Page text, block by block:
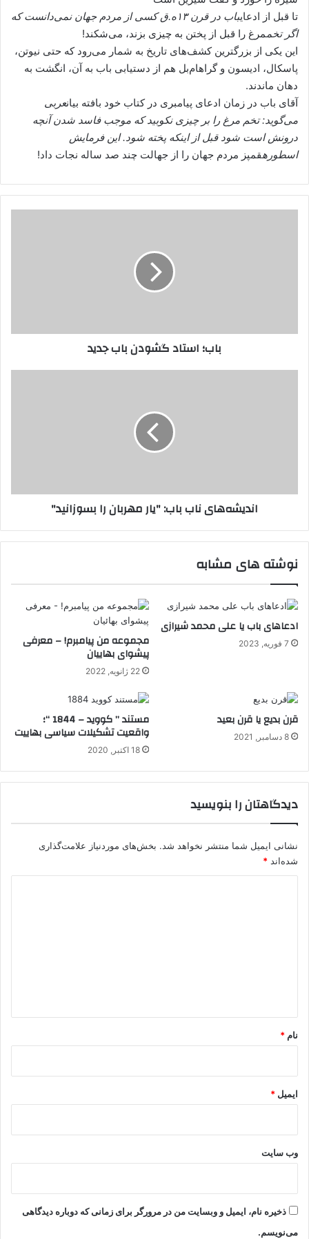
تا قبل از ادعای
باب در قرن ۱۳ه.ق کسی از مردم جهان نمی‌دانست که
اگر تخممرغ را قبل از پختن به چیزی بزند، می‌شکند!
این یکی از بزرگترین کشف‌های تاریخ به شمار می‌رود که حتی نیوتن،
پاسکال، ادیسون و گراهام‌بل هم از دستیابی باب به آن، انگشت به
دهان ماندند.
آقای باب در زمان ادعای پیامبری در کتاب خود بافته بیانعربی
می‌گوید: تخم مرغ را بر چیزی نکوبید که موجب فاسد شدن آنچه
درونش است شود قبل از اینکه پخته شود. این فرمایش
اسطورهقمپز مردم جهان را از جهالت چند صد ساله نجات داد!
باب؛ استاد گشودن باب جدید
اندیشه‌های ناب باب: "یار مهربان را بسوزانید"
نوشته های مشابه
ادعاهای باب یا علی محمد شیرازی
7 فوریه, 2023 مجموعه من پیامبرم! – معرفی
پیشوای بهاییان
22 ژانویه, 2022
قرن بدیع یا قرن بعید
8 دسامبر, 2021
مستند ” کووید – 1844 “؛
واقعیت تشکیلات سیاسی بهاییت
18 اکتبر, 2020
دیدگاهتان را بنویسید
نشانی ایمیل شما منتشر نخواهد شد. بخش‌های موردنیاز علامت‌گذاری
شده‌اند *
نام *
ایمیل *
وب‌ سایت
ذخیره نام، ایمیل و وبسایت من در مرورگر برای زمانی که دوباره دیدگاهی
می‌نویسم.